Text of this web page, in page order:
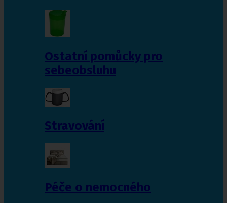
Ostatní pomůcky pro
sebeobsluhu
Stravování
Péče o nemocného